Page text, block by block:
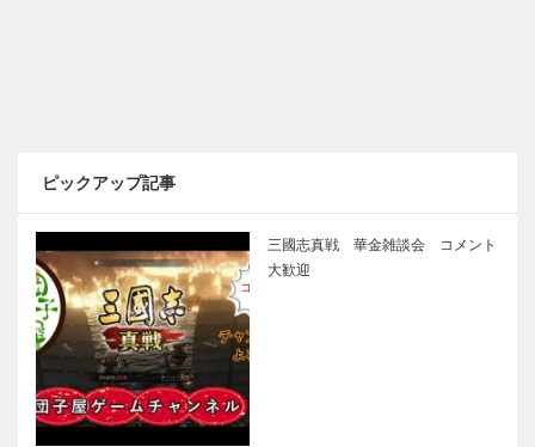
ピックアップ記事
三國志真戦 華金雑談会 コメント
大歓迎